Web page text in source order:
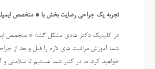
تجربه یک جراحی رضایت بخش با * متخصص
در کلینیک دکتر هادی مشکل گشا؛ * متخصص
شما آموزش مراقبت های لازم را قبل و بعد از
خواهید کرد. ما در کنار شما هستیم تا سلامتی و